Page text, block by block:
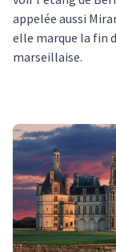
appelée aussi
elle marque la fin
marseillaise.